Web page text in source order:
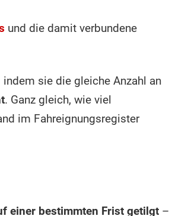
und die damit verbundene
sie die gleiche Anzahl an
. Ganz gleich, wie viel
im Fahreignungsregister
einer bestimmten Frist getilgt –